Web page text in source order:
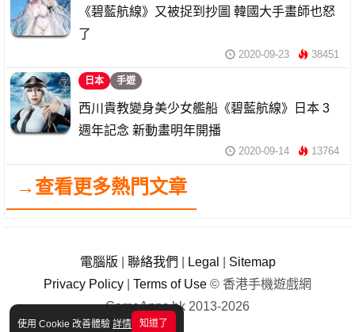
使用 Cookie 改善體驗 詳情 知道了
《碧藍航線》又被捉到抄圖 韓國大手畫師也怒
了
2020-09-23 38451
日本 手遊
西川貴教變身美少女艦船《碧藍航線》日本 3
週年記念 新動畫明年開播
2020-09-14 13764
→查看更多熱門文章
電腦版 聯絡我們 Legal
Sitemap
Privacy Policy
Terms of Use © 香港手機遊戲網
GameApps.hk 2013-2026